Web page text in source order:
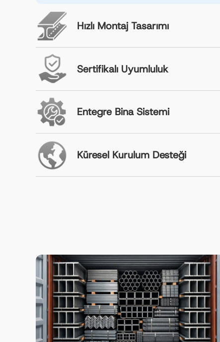
Hızlı Montaj Tasarımı
Sertifikalı Uyumluluk
Entegre Bina Sistemi
Küresel Kurulum Desteği